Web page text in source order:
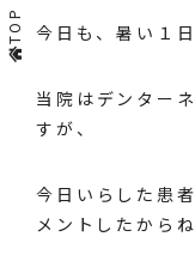
TOP 今日も、暑い１日
当院はデンター
すが、
今日いらした患
メントしたからね